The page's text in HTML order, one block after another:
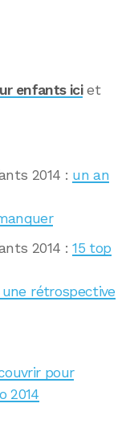
enfants iciet
2014 : un an
2014 :15 top
rétrospective
pour
2014